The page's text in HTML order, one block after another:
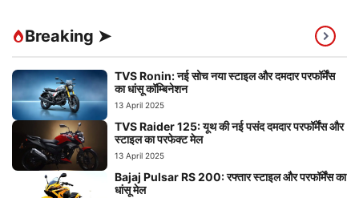
Breaking ➤
TVS Ronin: नई सोच नया स्टाइल और दमदार परफॉर्मेंस
का धांसू कॉम्बिनेशन
13 April 2025
TVS Raider 125: यूथ की नई पसंद दमदार परफॉर्मेंस और
स्टाइल का परफेक्ट मेल
13 April 2025
Bajaj Pulsar RS 200: रफ्तार स्टाइल और परफॉर्मेंस का
धांसू मेल